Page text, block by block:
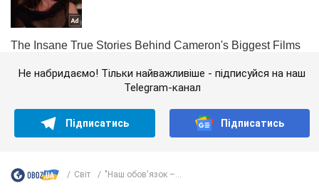
Не набридаємо! Тільки найважливіше - підписуйся на наш
Telegram-канал
Підписатись Підписатись
Світ "Наш обов'язок –...